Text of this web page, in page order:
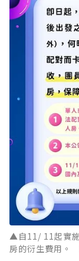
▲自11/ 11起實
房的衍生費用。